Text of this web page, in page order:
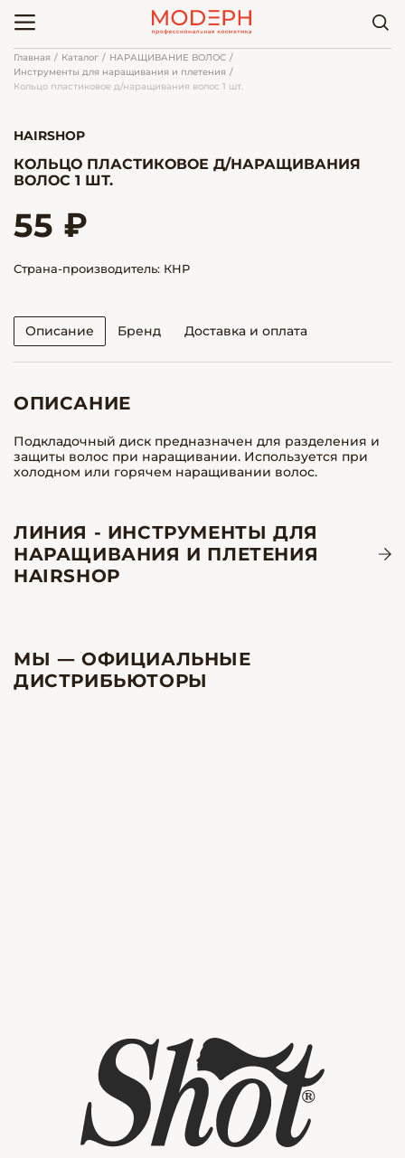
Главная Каталог
НАРАЩИВАНИЕ ВОЛОС
Инструменты для наращивания и плетения
Кольцо пластиковое д/наращивания волос 1 шт.
HAIRSHOP
КОЛЬЦО ПЛАСТИКОВОЕ Д/НАРАЩИВАНИЯ
ВОЛОС 1 ШТ.
55 ₽
Страна-производитель: КНР
Описание Бренд Доставка и оплата
ОПИСАНИЕ
Подкладочный диск предназначен для разделения и
защиты волос при наращивании. Используется при
холодном или горячем наращивании волос.
ЛИНИЯ - ИНСТРУМЕНТЫ ДЛЯ
НАРАЩИВАНИЯ И ПЛЕТЕНИЯ
HAIRSHOP
МЫ — ОФИЦИАЛЬНЫЕ
ДИСТРИБЬЮТОРЫ